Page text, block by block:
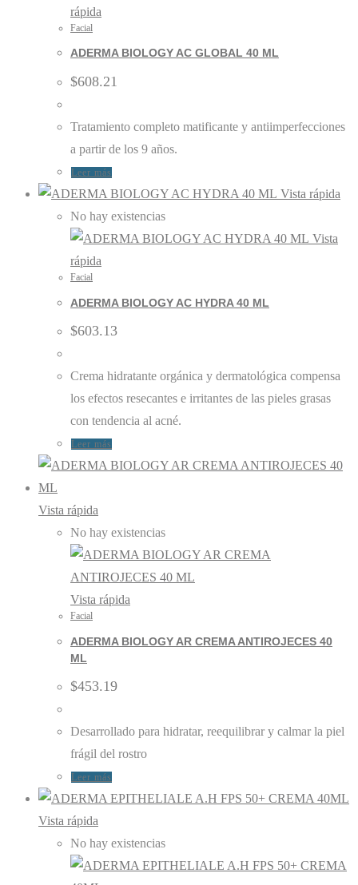
rápida
Facial
ADERMA BIOLOGY AC GLOBAL 40 ML
$608.21
Tratamiento completo matificante y antiimperfecciones
a partir de los 9 años.
Leer más
Vista rápida
No hay existencias
Vista
rápida
Facial
ADERMA BIOLOGY AC HYDRA 40 ML
$603.13
Crema hidratante orgánica y dermatológica compensa
los efectos resecantes e irritantes de las pieles grasas
con tendencia al acné.
Leer más
Vista rápida
No hay existencias
Vista rápida
Facial
ADERMA BIOLOGY AR CREMA ANTIROJECES 40
ML
$453.19
Desarrollado para hidratar, reequilibrar y calmar la piel
frágil del rostro
Leer más
Vista rápida
No hay existencias